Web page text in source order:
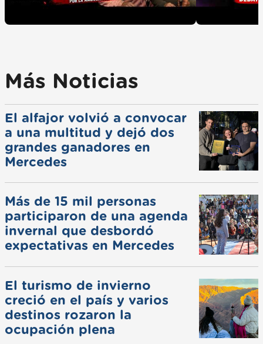
Más Noticias
El alfajor volvió a convocar
a una multitud y dejó dos
grandes ganadores en
Mercedes
Más de 15 mil personas
participaron de una agenda
invernal que desbordó
expectativas en Mercedes
El turismo de invierno
creció en el país y varios
destinos rozaron la
ocupación plena